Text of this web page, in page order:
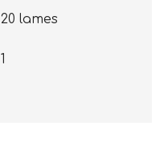
20 lames
1